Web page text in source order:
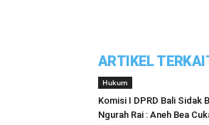
ARTIKEL
Hukum
Komisi I DPRD Bali Sidak
Ngurah Rai : Aneh Bea